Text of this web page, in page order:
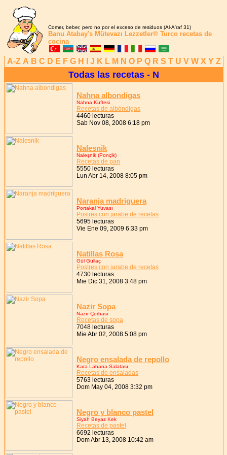
Comer, beber, pero no por el exceso de residuos (Al-A'raf 31)
Banu Atabay's Mütevazı Lezzetler® Turco recetas de
cocina
A-Z A B C D E F G H J K L M N O P Q R S T U V W X Y Z
Todas las recetas - N
Nahna albondigas
Nahna Küftesi
Recetas de albóndigas
4460 lecturas
Sab Nov 08, 2008 6:18 pm
Nalesnik
Naleşnik (Ponçik)
Recetas de pan
5550 lecturas
Lun Abr 14, 2008 8:05 pm
Naranja madriguera
Portakal Yuvası
Postres con jarabe de recetas
5695 lecturas
Vie Ene 09, 2009 6:33 pm
Natillas Rosa
Gül Güllaç
Postres con jarabe de recetas
4730 lecturas
Mie Dic 31, 2008 3:48 pm
Nazir Sopa
Nazır Çorbası
Recetas de sopa
7048 lecturas
Mie Abr 02, 2008 5:08 pm
Negro ensalada de repollo
Kara Lahana Salatası
Recetas de ensaladas
5763 lecturas
Dom May 04, 2008 3:32 pm
Negro y blanco pastel
Siyah Beyaz Kek
Recetas de pastel
6692 lecturas
Dom Abr 13, 2008 10:42 am